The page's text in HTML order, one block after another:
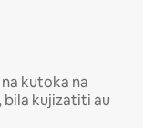
kutoka na
bila kujizatiti au